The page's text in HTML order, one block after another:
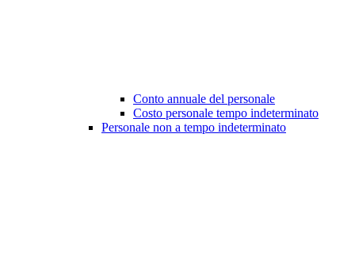
Conto annuale del personale
Costo personale tempo indeterminato
Personale non a tempo indeterminato